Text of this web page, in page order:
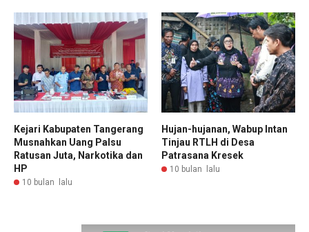
Kejari Kabupaten Tangerang
Musnahkan Uang Palsu
Ratusan Juta, Narkotika dan
HP
10 bulan lalu
Hujan-hujanan, Wabup Intan
Tinjau RTLH di Desa
Patrasana Kresek
10 bulan lalu